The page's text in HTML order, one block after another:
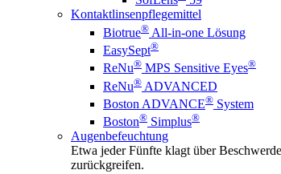
Kontaktlinsenpflegemittel
Biotrue® All-in-one Lösung
EasySept®
ReNu® MPS Sensitive Eyes®
ReNu® ADVANCED
Boston ADVANCE® System
Boston® Simplus®
Augenbefeuchtung
Etwa jeder Fünfte klagt über
zurückgreifen.